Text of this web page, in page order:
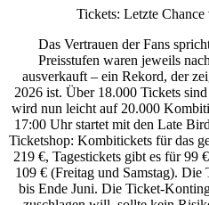
Tickets: Letzte
Das Vertrauen der Fans
Preisstufen waren jeweils
ausverkauft – ein Rekord, der
2026 ist. Über 18.000 Tickets
wird nun leicht auf 20.000
17:00 Uhr startet mit den Late
Ticketshop: Kombitickets für das
219 €, Tagestickets gibt es für 99
109 € (Freitag und Samstag). Die
bis Ende Juni. Die Ticket-